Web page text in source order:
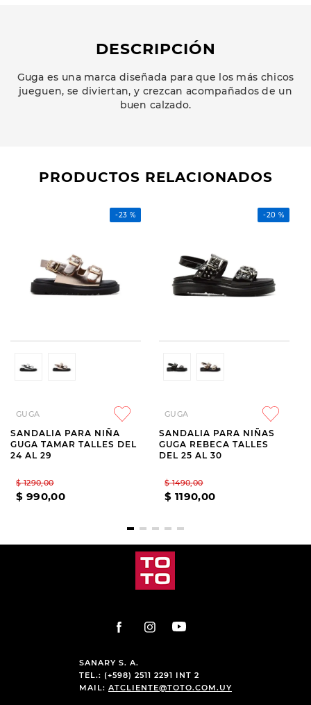
DESCRIPCIÓN
Guga es una marca diseñada para que los más chicos
jueguen, se diviertan, y crezcan acompañados de un
buen calzado.
PRODUCTOS RELACIONADOS
-23 %
GUGA
SANDALIA PARA NIÑA
GUGA TAMAR TALLES DEL
24 AL 29
$ 1290,00
$ 990,00
-20 %
GUGA
SANDALIA PARA NIÑAS
GUGA REBECA TALLES
DEL 25 AL 30
$ 1490,00
$ 1190,00
SANARY S. A.
TEL.: (+598) 2511 2291 INT 2
MAIL: ATCLIENTE@TOTO.COM.UY